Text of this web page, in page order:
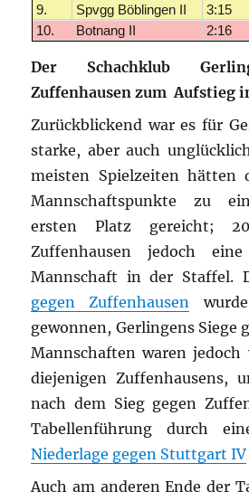
9. Spvgg Böblingen II 3:15
10.
Botnang II 2:16
Der Schachklub
Zuffenhausen zum Aufstieg
Zurückblickend war es für
starke, aber auch
meisten Spielzeiten hätten
Mannschaftspunkte zu
ersten Platz gereicht;
Zuffenhausen jedoch
Mannschaft in der Staffel.
gegen Zuffenhausen
gewonnen, Gerlingens Siege
Mannschaften waren jedoch
diejenigen Zuffenhausens,
nach dem Sieg gegen
Tabellenführung durch
Niederlage gegen Stuttgart IV
Auch am anderen Ende der